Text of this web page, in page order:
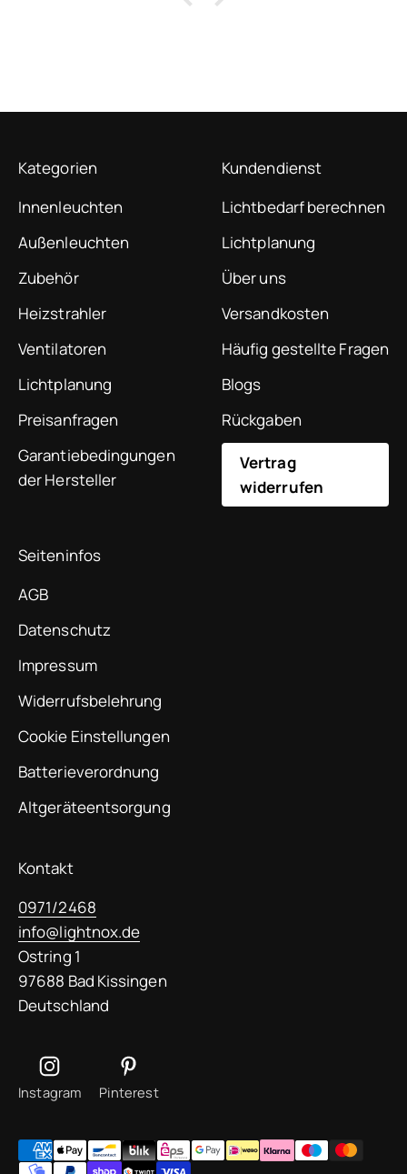
Kategorien
Innenleuchten
Außenleuchten
Zubehör
Heizstrahler
Ventilatoren
Lichtplanung
Preisanfragen
Garantiebedingungen
der Hersteller
Kundendienst
Lichtbedarf berechnen
Lichtplanung
Über uns
Versandkosten
Häufig gestellte Fragen
Blogs
Rückgaben
Vertrag
widerrufen
Seiteninfos
AGB
Datenschutz
Impressum
Widerrufsbelehrung
Cookie Einstellungen
Batterieverordnung
Altgeräteentsorgung
Kontakt
0971/2468
info@lightnox.de
Ostring 1
97688 Bad Kissingen
Deutschland
Instagram Pinterest